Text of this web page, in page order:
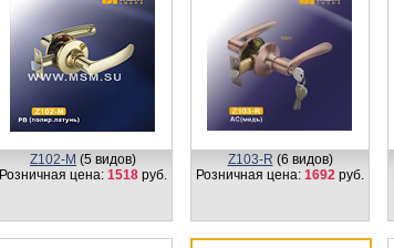
Z102-M (5 видов)
Розничная цена: 1518 руб.
Z103-R (6 видов)
Розничная цена: 1692 руб.